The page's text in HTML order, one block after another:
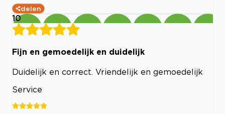
delen
10
Fijn en gemoedelijk en duidelijk
Duidelijk en correct. Vriendelijk en gemoedelijk
Service